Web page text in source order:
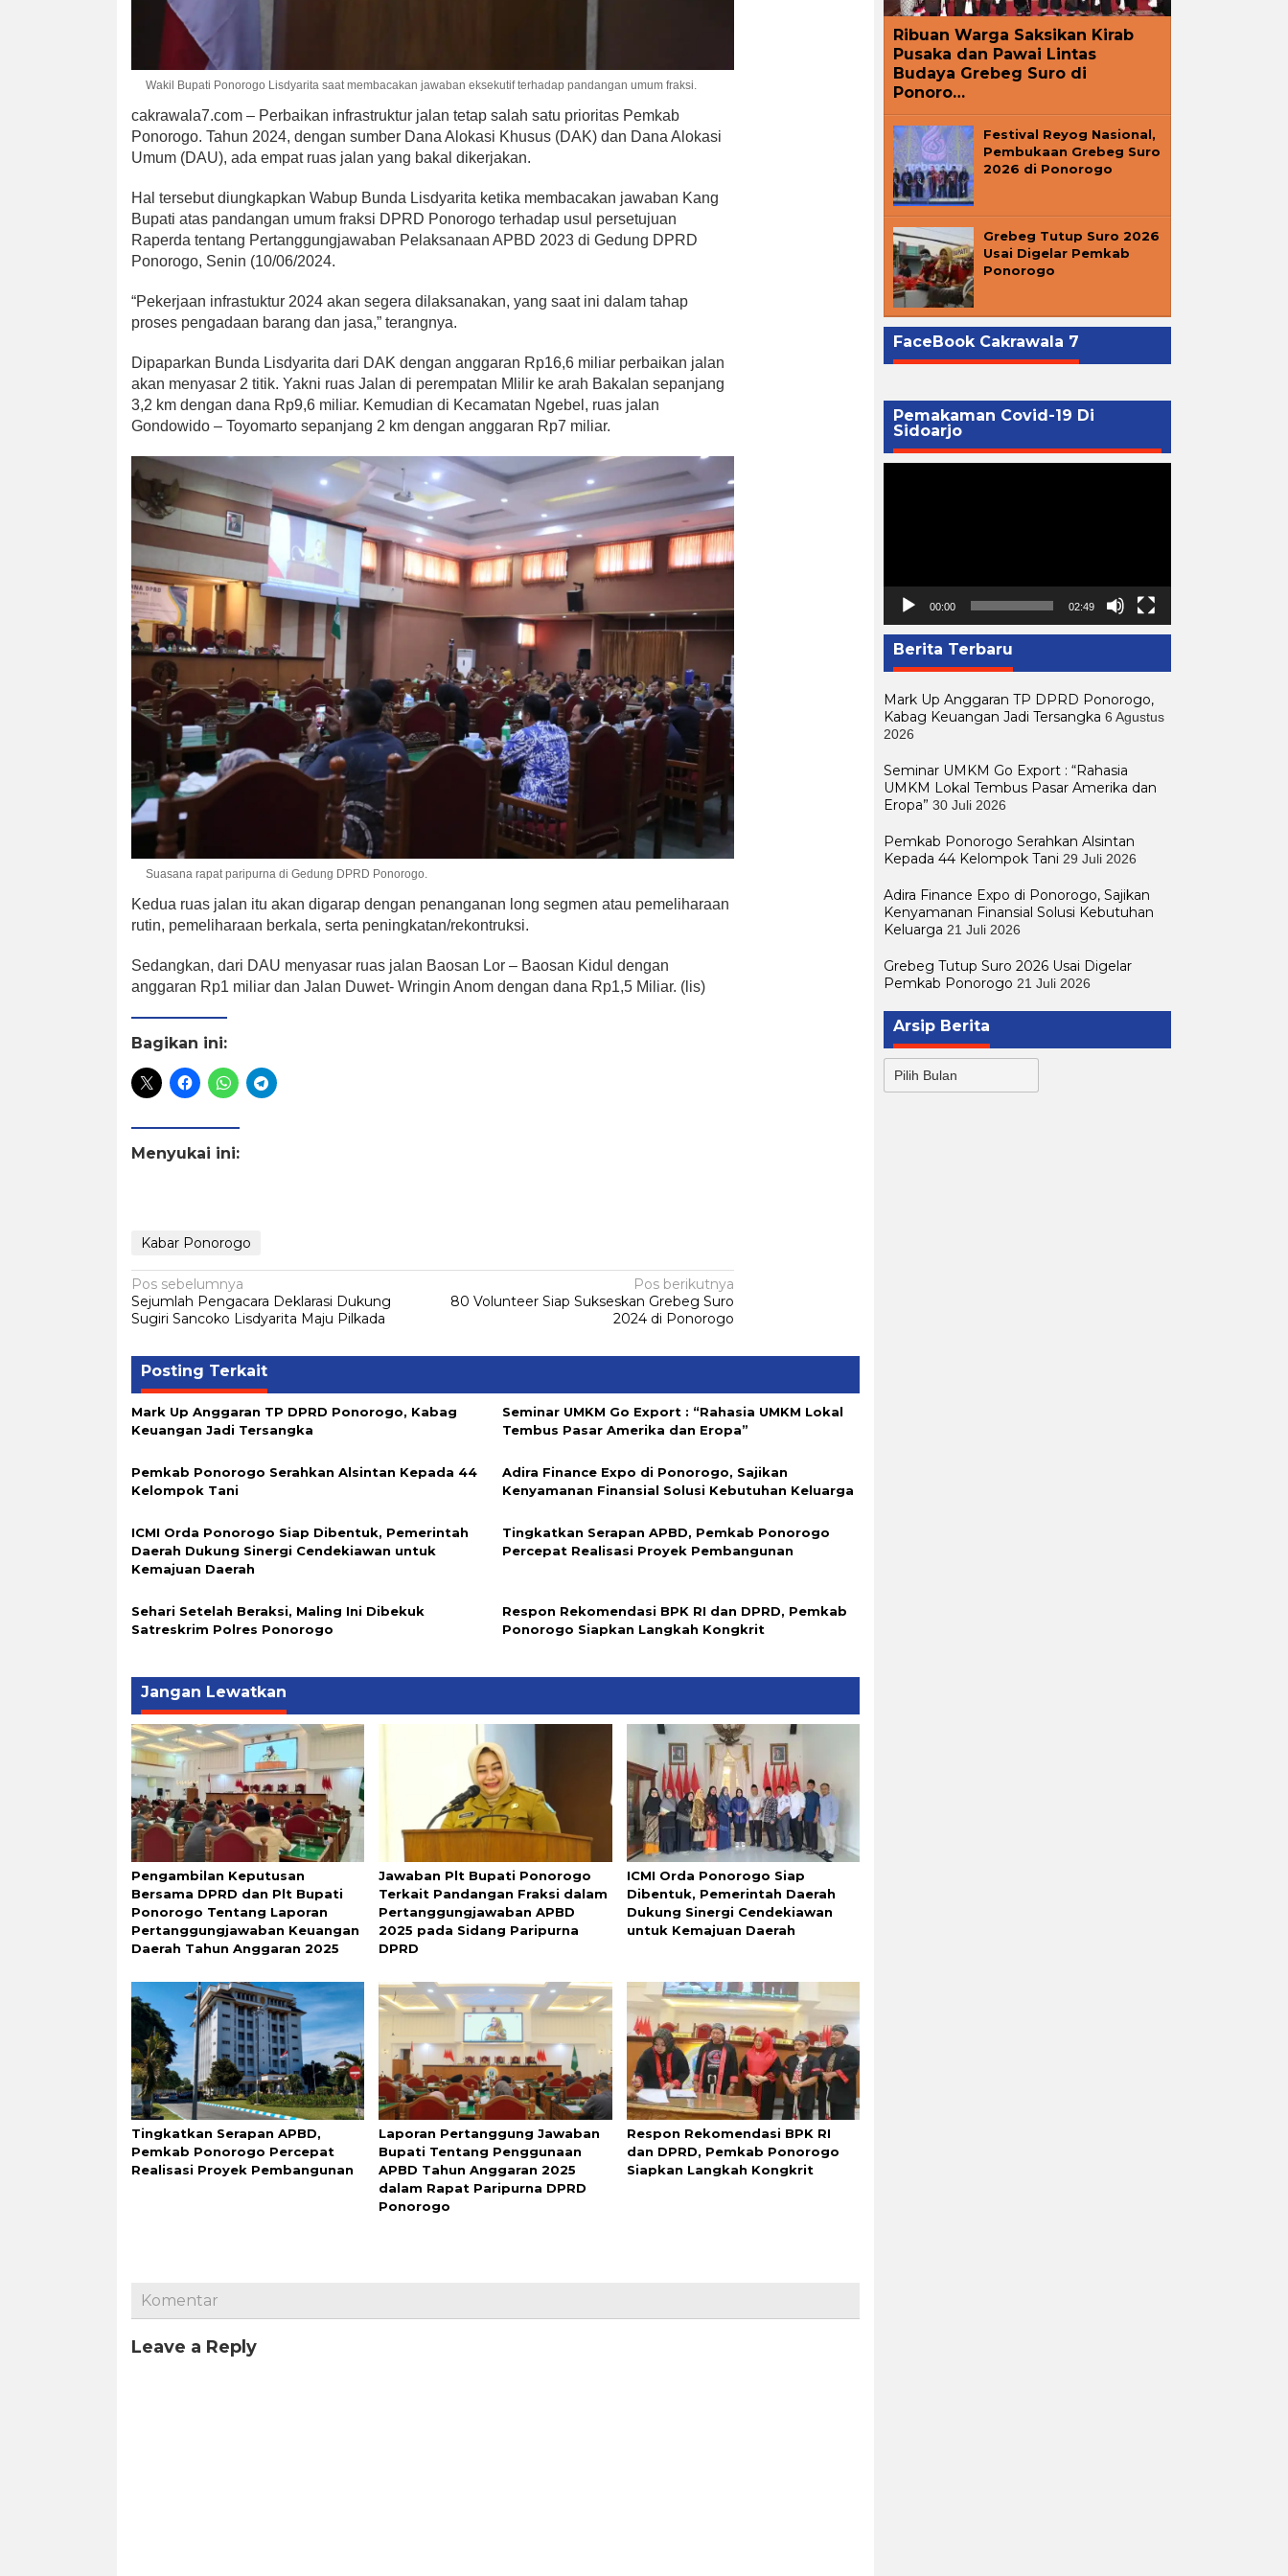
Wakil Bupati Ponorogo Lisdyarita saat membacakan jawaban eksekutif terhadap pandangan umum fraksi.
cakrawala7.com – Perbaikan infrastruktur jalan tetap salah satu prioritas Pemkab
Ponorogo. Tahun 2024, dengan sumber Dana Alokasi Khusus (DAK) dan Dana Alokasi
Umum (DAU), ada empat ruas jalan yang bakal dikerjakan.
Hal tersebut diungkapkan Wabup Bunda Lisdyarita ketika membacakan jawaban Kang
Bupati atas pandangan umum fraksi DPRD Ponorogo terhadap usul persetujuan
Raperda tentang Pertanggungjawaban Pelaksanaan APBD 2023 di Gedung DPRD
Ponorogo, Senin (10/06/2024.
“Pekerjaan infrastuktur 2024 akan segera dilaksanakan, yang saat ini dalam tahap
proses pengadaan barang dan jasa,” terangnya.
Dipaparkan Bunda Lisdyarita dari DAK dengan anggaran Rp16,6 miliar perbaikan jalan
akan menyasar 2 titik. Yakni ruas Jalan di perempatan Mlilir ke arah Bakalan sepanjang
3,2 km dengan dana Rp9,6 miliar. Kemudian di Kecamatan Ngebel, ruas jalan
Gondowido – Toyomarto sepanjang 2 km dengan anggaran Rp7 miliar.
Suasana rapat paripurna di Gedung DPRD Ponorogo.
Kedua ruas jalan itu akan digarap dengan penanganan long segmen atau pemeliharaan
rutin, pemeliharaan berkala, serta peningkatan/rekontruksi.
Sedangkan, dari DAU menyasar ruas jalan Baosan Lor – Baosan Kidul dengan
anggaran Rp1 miliar dan Jalan Duwet- Wringin Anom dengan dana Rp1,5 Miliar. (lis)
Bagikan ini:
Menyukai ini:
Kabar Ponorogo
Navigasi
pos
Pos sebelumnya
Sejumlah Pengacara Deklarasi Dukung
Sugiri Sancoko Lisdyarita Maju Pilkada
Pos berikutnya
80 Volunteer Siap Sukseskan Grebeg Suro
2024 di Ponorogo
Posting Terkait
Mark Up Anggaran TP DPRD Ponorogo, Kabag
Keuangan Jadi Tersangka
Seminar UMKM Go Export : “Rahasia UMKM Lokal
Tembus Pasar Amerika dan Eropa”
Pemkab Ponorogo Serahkan Alsintan Kepada 44
Kelompok Tani
Adira Finance Expo di Ponorogo, Sajikan
Kenyamanan Finansial Solusi Kebutuhan Keluarga
ICMI Orda Ponorogo Siap Dibentuk, Pemerintah
Daerah Dukung Sinergi Cendekiawan untuk
Kemajuan Daerah
Tingkatkan Serapan APBD, Pemkab Ponorogo
Percepat Realisasi Proyek Pembangunan
Sehari Setelah Beraksi, Maling Ini Dibekuk
Satreskrim Polres Ponorogo
Respon Rekomendasi BPK RI dan DPRD, Pemkab
Ponorogo Siapkan Langkah Kongkrit
Jangan Lewatkan
Pengambilan Keputusan
Bersama DPRD dan Plt Bupati
Ponorogo Tentang Laporan
Pertanggungjawaban Keuangan
Daerah Tahun Anggaran 2025
Jawaban Plt Bupati Ponorogo
Terkait Pandangan Fraksi dalam
Pertanggungjawaban APBD
2025 pada Sidang Paripurna
DPRD
ICMI Orda Ponorogo Siap
Dibentuk, Pemerintah Daerah
Dukung Sinergi Cendekiawan
untuk Kemajuan Daerah
Tingkatkan Serapan APBD,
Pemkab Ponorogo Percepat
Realisasi Proyek Pembangunan
Laporan Pertanggung Jawaban
Bupati Tentang Penggunaan
APBD Tahun Anggaran 2025
dalam Rapat Paripurna DPRD
Ponorogo
Respon Rekomendasi BPK RI
dan DPRD, Pemkab Ponorogo
Siapkan Langkah Kongkrit
Komentar
Leave a Reply
Ribuan Warga Saksikan Kirab
Pusaka dan Pawai Lintas
Budaya Grebeg Suro di
Ponoro…
Festival Reyog Nasional,
Pembukaan Grebeg Suro
2026 di Ponorogo
Grebeg Tutup Suro 2026
Usai Digelar Pemkab
Ponorogo
FaceBook Cakrawala 7
Pemakaman Covid-19 Di
Sidoarjo
00:00 02:49
Berita Terbaru
Mark Up Anggaran TP DPRD Ponorogo,
Kabag Keuangan Jadi Tersangka 6 Agustus
2026
Seminar UMKM Go Export : “Rahasia
UMKM Lokal Tembus Pasar Amerika dan
Eropa” 30 Juli 2026
Pemkab Ponorogo Serahkan Alsintan
Kepada 44 Kelompok Tani 29 Juli 2026
Adira Finance Expo di Ponorogo, Sajikan
Kenyamanan Finansial Solusi Kebutuhan
Keluarga 21 Juli 2026
Grebeg Tutup Suro 2026 Usai Digelar
Pemkab Ponorogo 21 Juli 2026
Arsip Berita
Berita